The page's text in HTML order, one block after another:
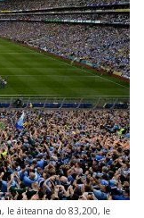
le áiteanna do 83,200, le